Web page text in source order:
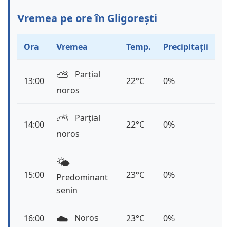
Vremea pe ore în Gligorești
Ora Vremea Temp. Precipitații
13:00 ⛅️
Parțial
noros
22°C 0%
14:00 ⛅️
Parțial
noros
22°C 0%
15:00
🌤️
Predominant
senin
23°C 0%
16:00 ☁️ Noros 23°C 0%